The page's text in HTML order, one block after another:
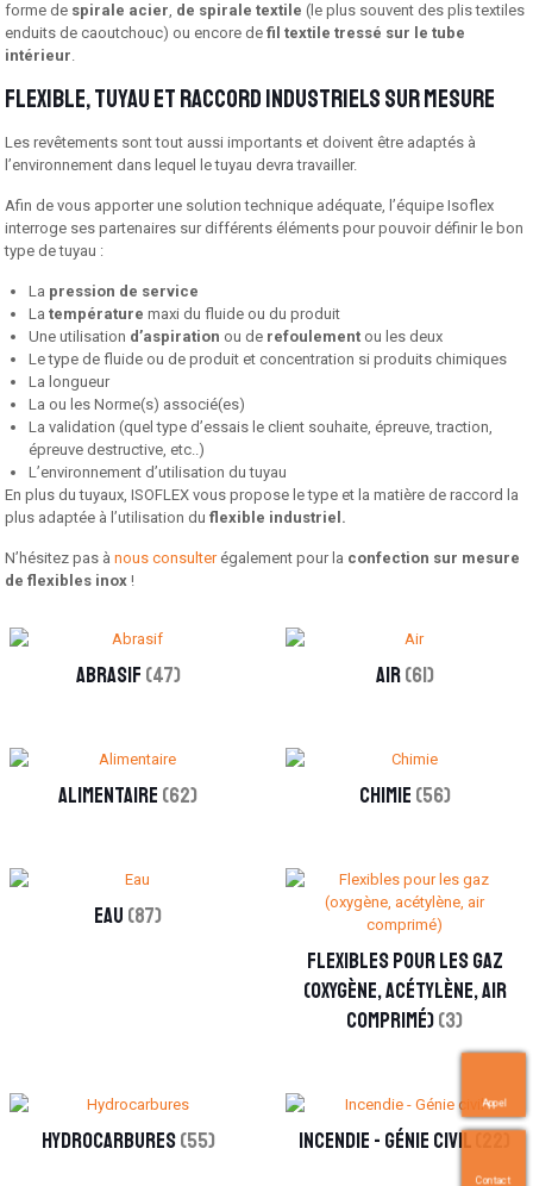
forme de spirale acier, de spirale textile (le plus souvent des plis textiles
enduits de caoutchouc) ou en­core de fil textile tressé sur le tube
intérieur.
Flexible, tuyau et raccord industriels sur mesure
Les revêtements sont tout aussi importants et doivent être adaptés à
l’environnement dans lequel le tuyau devra travailler.
Afin de vous apporter une solution technique adéquate, l’équipe Isoflex
interroge ses partenaires sur différents éléments pour pouvoir définir le bon
type de tuyau :
La pression de service
Latempérature maxi du fluide ou du produit
Une utilisation d’aspiration ou de refoulement ou les deux
Le type de fluide ou de produit et concentration si produits chimiques
La longueur
La ou les Norme(s) associé(es)
La validation (quel type d’essais le client souhaite, épreuve, traction,
épreuve destruc­tive, etc..)
L’environnement d’utilisation du tuyau
En plus du tuyaux, ISOFLEX vous propose le type et la matière de raccord la
plus adaptée à l’utilisation duflexible industriel.
N’hésitez pas ànous consulterégalement pour la confection sur mesure
de flexibles inox !
Abrasif (47) Air(61)
Alimentaire (62) Chimie (56)
Eau (87)
Flexibles pour les gaz
(oxygène, acétylène, air
comprimé)(3)
Hydrocarbures(55) Incendie - Génie civil
Appel
Contact